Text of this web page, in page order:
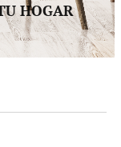
HOGAR